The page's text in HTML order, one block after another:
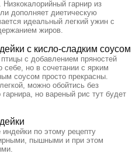
Низкокалорийный гарнир из
дополняет диетическую
идеальный легкий ужин с
жиров.
с кисло-сладким соусом
с добавлением пряностей
но в сочетании с ярким
соусом просто прекрасны.
можно обойтись без
гарнира, но вареный рис тут будет
по этому рецепту
пышными и при этом